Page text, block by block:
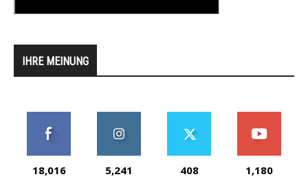
IHRE MEINUNG
18,016 5,241 408 1,180